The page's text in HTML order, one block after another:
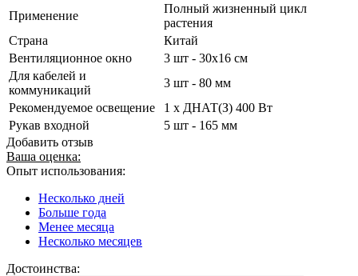
Применение
Полный жизненный цикл
растения
Страна
Китай
Вентиляционное окно
3 шт - 30х16 см
Для кабелей и
коммуникаций
3 шт - 80 мм
Рекомендуемое освещение
1 х ДНАТ(З) 400 Вт
Рукав входной
5 шт - 165 мм
Добавить отзыв
Ваша оценка:
Опыт использования:
Несколько дней
Больше года
Менее месяца
Несколько месяцев
Достоинства: